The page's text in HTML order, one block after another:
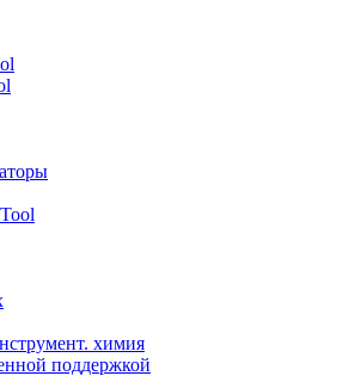
химия
поддержкой